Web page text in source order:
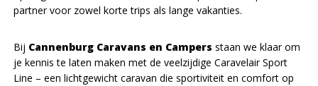
partner voor zowel korte trips als lange vakanties.
Bij Cannenburg Caravans en Campers staan we klaar om
je kennis te laten maken met de veelzijdige Caravelair Sport
Line – een lichtgewicht caravan die sportiviteit en comfort op